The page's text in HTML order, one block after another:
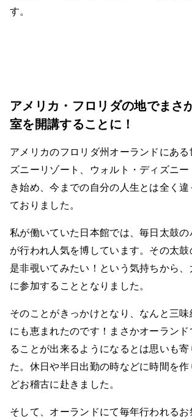
す。
アメリカ・フロリダの地でまさ
室を開講することに！
アメリカのフロリダ州オーランドにある
ズニーリゾート、ウォルト・ディズニ
き始め、今までの自分の人生とは全く
ておりました。
私が働いていた日本館では、毎日太鼓の
が行われ人気を博しています。その太鼓
是非覗いてみたい！という気持ちから
に参加することとなりました。
そのことがきっかけとなり、なんと三
にも恵まれたのです！まさかオーランド
ることが出来るようになるとは思いも寄
た。休日や半日出勤の時などに時間を
どお稽古に赴きました。
そして、オーランドにて毎年行われる